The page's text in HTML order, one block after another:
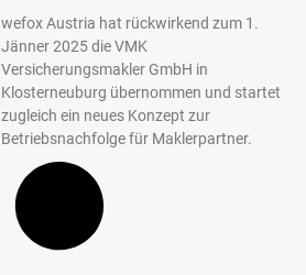
wefox Austria hat rückwirkend zum 1.
Jänner 2025 die VMK
Versicherungsmakler GmbH in
Klosterneuburg übernommen und startet
zugleich ein neues Konzept zur
Betriebsnachfolge für Maklerpartner.